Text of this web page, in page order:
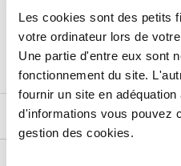
Les cookies sont des petits
votre ordinateur lors de
Une partie d'entre eux sont
fonctionnement du site.
fournir un site en
d'informations vous pouvez
gestion des cookies.
3
DESCRIPTIF